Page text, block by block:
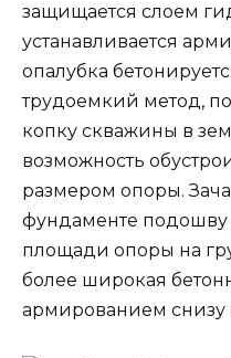
защищается слоем
устанавливается
опалубка
трудоемкий метод,
копку скважины в
возможность
размером опоры.
фундаменте подошву
площади опоры на
более широкая
армированием снизу